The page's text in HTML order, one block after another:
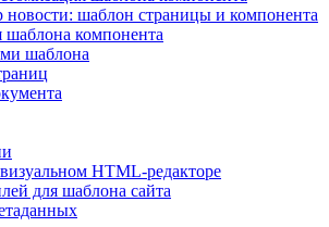
новости: шаблон страницы и компонента
компонента
шаблона
HTML-редакторе
для шаблона сайта